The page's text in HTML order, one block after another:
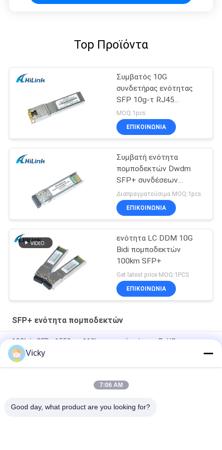
Top Προϊόντα
Συμβατός 10G
συνδετήρας ενότητας
SFP 10g-τ RJ45
πομποδεκτών χαλκού
SFP+ της Cisco
MOQ:1pcs
ΕΠΙΚΟΙΝΩΝΙΑ
Συμβατή ενότητα
πομποδεκτών Dwdm
SFP+ συνδέσεων
δύναμης της Cisco SFP
10G 100KM 26db
Διαπραγματεύσιμα MOQ:1pcs
ΕΠΙΚΟΙΝΩΝΙΑ
ενότητα LC DDM 10G
Bidi πομποδεκτών
100km SFP+
Get latest price MOQ:1PCS
ΕΠΙΚΟΙΝΩΝΙΑ
SFP+ ενότητα πομποδεκτών
10Gb/s SFP+ 1550nm 110km οπτική ενότητα RoHS
πομποδεκτών υποχωρητικό
25Gbps BIDI 40KM 1270/1310nm 40KM APD LC DOM
Vicky
7:06 AM
Good day, what product are you looking for?